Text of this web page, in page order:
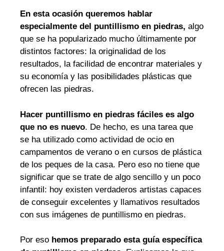
En esta ocasión queremos hablar
especialmente del puntillismo en piedras, algo
que se ha popularizado mucho últimamente por
distintos factores: la originalidad de los
resultados, la facilidad de encontrar materiales y
su economía y las posibilidades plásticas que
ofrecen las piedras.
Hacer puntillismo en piedras fáciles es algo
que no es nuevo. De hecho, es una tarea que
se ha utilizado como actividad de ocio en
campamentos de verano o en cursos de plástica
de los peques de la casa. Pero eso no tiene que
significar que se trate de algo sencillo y un poco
infantil: hoy existen verdaderos artistas capaces
de conseguir excelentes y llamativos resultados
con sus imágenes de puntillismo en piedras.
Por eso hemos preparado esta guía específica